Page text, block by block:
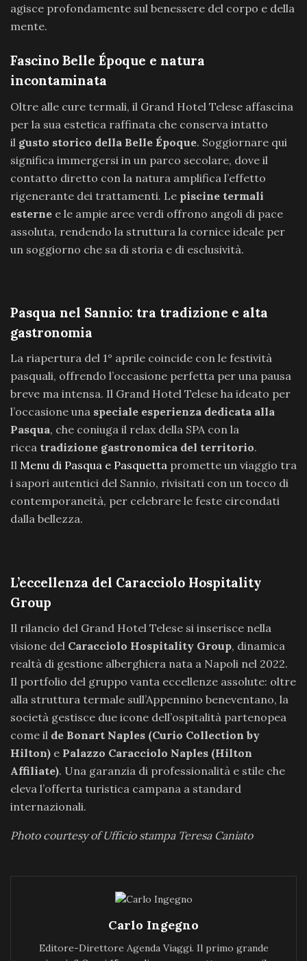
agisce profondamente sul benessere del corpo e della
mente.
Fascino Belle Époque e natura
incontaminata
Oltre alle cure termali, il Grand Hotel Telese affascina
per la sua estetica raffinata che conserva intatto
il gusto storico della Belle Époque. Soggiornare qui
significa immergersi in un parco secolare, dove il
contatto diretto con la natura amplifica l’effetto
rigenerante dei trattamenti. Le piscine termali
esterne e le ampie aree verdi offrono angoli di pace
assoluta, rendendo la struttura la cornice ideale per
un soggiorno che sa di storia e di esclusività.
Pasqua nel Sannio: tra tradizione e alta
gastronomia
La riapertura del 1° aprile coincide con le festività
pasquali, offrendo l’occasione perfetta per una pausa
breve ma intensa. Il Grand Hotel Telese ha ideato per
l’occasione una speciale esperienza dedicata alla
Pasqua, che coniuga il relax della SPA con la
ricca tradizione gastronomica del territorio.
Il Menu di Pasqua e Pasquetta promette un viaggio tra
i sapori autentici del Sannio, rivisitati con un tocco di
contemporaneità, per celebrare le feste circondati
dalla bellezza.
L’eccellenza del Caracciolo Hospitality
Group
Il rilancio del Grand Hotel Telese si inserisce nella
visione del Caracciolo Hospitality Group, dinamica
realtà di gestione alberghiera nata a Napoli nel 2022.
Il portfolio del gruppo vanta eccellenze assolute: oltre
alla struttura termale sull’Appennino beneventano, la
società gestisce due icone dell’ospitalità partenopea
come il de Bonart Naples (Curio Collection by
Hilton) e Palazzo Caracciolo Naples (Hilton
Affiliate). Una garanzia di professionalità e stile che
eleva l’offerta turistica campana a standard
internazionali.
Photo courtesy of Ufficio stampa Teresa Caniato
Carlo Ingegno
Editore-Direttore Agenda Viaggi. Il primo grande